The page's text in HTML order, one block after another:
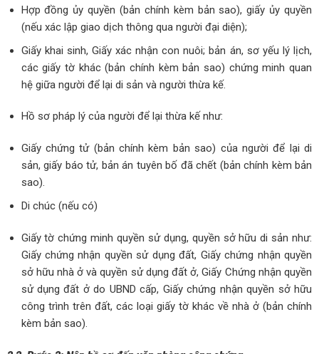
Hợp đồng ủy quyền (bản chính kèm bản sao), giấy ủy quyền
(nếu xác lập giao dịch thông qua người đại diện);
Giấy khai sinh, Giấy xác nhận con nuôi; bản án, sơ yếu lý lịch,
các giấy tờ khác (bản chính kèm bản sao) chứng minh quan
hệ giữa người để lại di sản và người thừa kế.
Hồ sơ pháp lý của người để lại thừa kế như:
Giấy chứng tử (bản chính kèm bản sao) của người để lại di
sản, giấy báo tử, bản án tuyên bố đã chết (bản chính kèm bản
sao).
Di chúc (nếu có)
Giấy tờ chứng minh quyền sử dụng, quyền sở hữu di sản như:
Giấy chứng nhận quyền sử dụng đất, Giấy chứng nhận quyền
sở hữu nhà ở và quyền sử dụng đất ở, Giấy Chứng nhận quyền
sử dụng đất ở do UBND cấp, Giấy chứng nhận quyền sở hữu
công trình trên đất, các loại giấy tờ khác về nhà ở (bản chính
kèm bản sao).